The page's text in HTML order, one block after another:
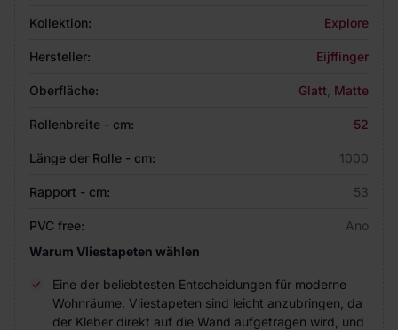
Kollektion: Explore
Hersteller: Eijffinger
Oberfläche: Glatt Matte
Rollenbreite - cm: 52
Länge der Rolle - cm: 1000
Rapport - cm: 53
PVC free:
Ano
Warum Vliestapeten wählen
Eine der beliebtesten Entscheidungen für moderne
Wohnräume. Vliestapeten sind leicht anzubringen, da
der Kleber direkt auf die Wand aufgetragen wird, und